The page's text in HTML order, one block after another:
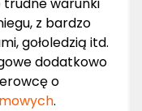
z bardzo
gołoledzią itd.
dodatkowo
o
.